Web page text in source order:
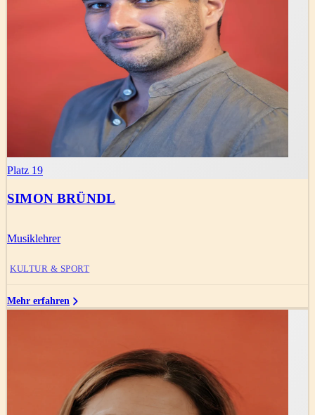
Platz 19
SIMON BRÜNDL
Musiklehrer
KULTUR & SPORT
Mehr erfahren